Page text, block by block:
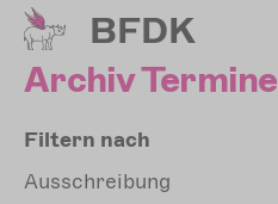
Direkt
zum
Inhalt
BFDK
Archiv Termine
Filtern nach
Ausschreibung